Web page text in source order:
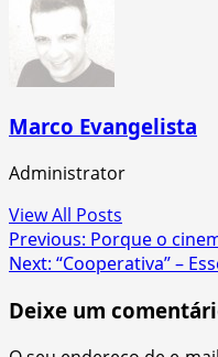
Marco Evangelista
Administrator
View All Posts
Post
navigation
Previous: Porque o
Next: “Cooperativa” –
Deixe um